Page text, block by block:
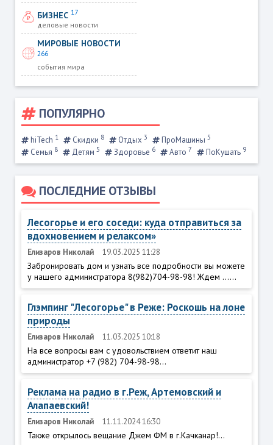
БИЗНЕС 17
деловые новости
МИРОВЫЕ НОВОСТИ
266
события мира
ПОПУЛЯРНО
hiTech 1 Скидки 8 Отдых 3 ПроМашины 5
Семья 8 Детям 5 Здоровье 6 Авто 7 ПоКушать 9
ПОСЛЕДНИЕ ОТЗЫВЫ
Лесогорье и его соседи: куда отправиться за
вдохновением и релаксом»
Елизаров Николай 19.03.2025 11:28
Забронировать дом и узнать все подробности вы можете
у нашего администратора 8(982)704-98-98! Ждем ......
Глэмпинг "Лесогорье" в Реже: Роскошь на лоне
природы
Елизаров Николай 11.03.2025 10:18
На все вопросы вам с удовольствием ответит наш
администратор +7 (982) 704-98-98...
Реклама на радио в г.Реж, Артемовский и
Алапаевский!
Елизаров Николай 11.11.2024 16:30
Также открылось вещание Джем ФМ в г.Качканар!...